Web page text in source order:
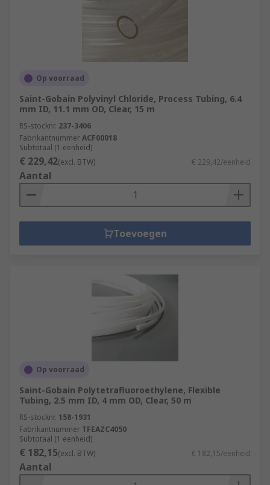
Op voorraad
Saint-Gobain Polyvinyl Chloride, Process Tubing, 6.4
mm ID, 11.1 mm OD, Clear, 15 m
RS-stocknr. 237-3406
FabrikantnummerACF00018
Subtotaal (1 eenheid)
€ 229,42(excl. BTW) € 229,42/eenheid
Aantal
Toevoegen
Op voorraad
Saint-Gobain Polytetrafluoroethylene, Flexible
Tubing, 2.5 mm ID, 4 mm OD, Clear, 50 m
RS-stocknr. 158-1931
Fabrikantnummer TFEAZC4050
Subtotaal (1 eenheid)
€ 182,15(excl. BTW) € 182,15/eenheid
Aantal